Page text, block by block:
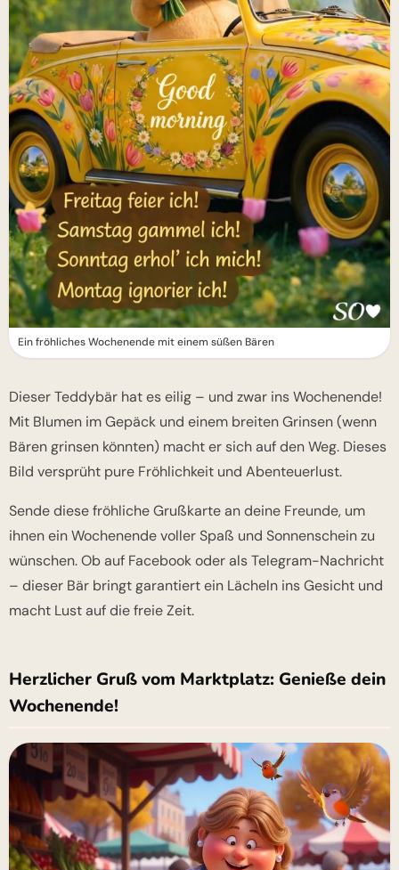
Ein fröhliches Wochenende mit einem süßen Bären
Dieser Teddybär hat es eilig – und zwar ins Wochenende!
Mit Blumen im Gepäck und einem breiten Grinsen (wenn
Bären grinsen könnten) macht er sich auf den Weg. Dieses
Bild versprüht pure Fröhlichkeit und Abenteuerlust.
Sende diese fröhliche Grußkarte an deine Freunde, um
ihnen ein Wochenende voller Spaß und Sonnenschein zu
wünschen. Ob auf Facebook oder als Telegram-Nachricht
– dieser Bär bringt garantiert ein Lächeln ins Gesicht und
macht Lust auf die freie Zeit.
Herzlicher Gruß vom Marktplatz: Genieße dein
Wochenende!